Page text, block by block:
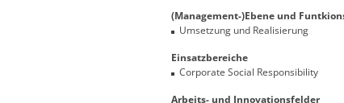
(Management-)Ebene und
Umsetzung und Realisierung
Einsatzbereiche
Corporate Social Responsibility
Arbeits- und Innovationsfelder